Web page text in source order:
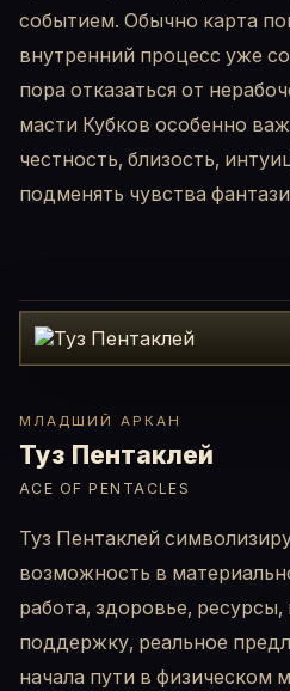
событием. Обычно карта
внутренний процесс уже
пора отказаться от
масти Кубков особенно
честность, близость,
подменять чувства
МЛАДШИЙ АРКАН
Туз Пентаклей
ACE OF PENTACLES
Туз Пентаклей
возможность в
работа, здоровье,
поддержку, реальное
начала пути в физическом